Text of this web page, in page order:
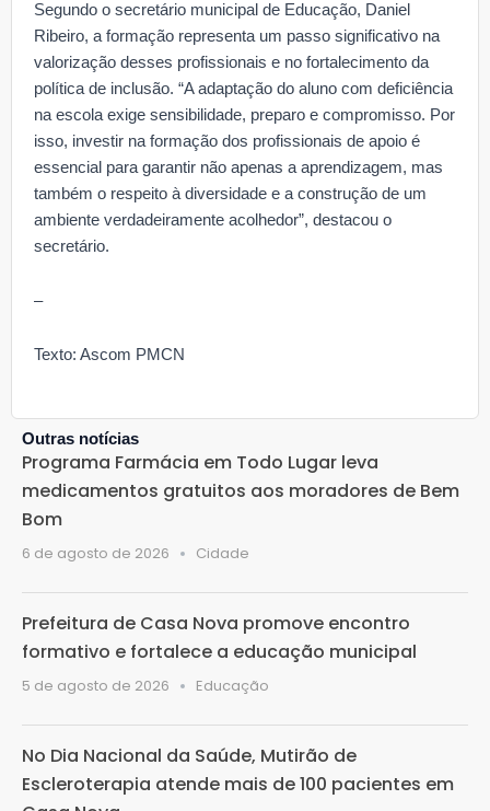
Segundo o secretário municipal de Educação, Daniel
Ribeiro, a formação representa um passo significativo na
valorização desses profissionais e no fortalecimento da
política de inclusão. “A adaptação do aluno com deficiência
na escola exige sensibilidade, preparo e compromisso. Por
isso, investir na formação dos profissionais de apoio é
essencial para garantir não apenas a aprendizagem, mas
também o respeito à diversidade e a construção de um
ambiente verdadeiramente acolhedor”, destacou o
secretário.
–
Texto: Ascom PMCN
Outras notícias
Programa Farmácia em Todo Lugar leva
medicamentos gratuitos aos moradores de Bem
Bom
6 de agosto de 2026 Cidade
Prefeitura de Casa Nova promove encontro
formativo e fortalece a educação municipal
5 de agosto de 2026 Educação
No Dia Nacional da Saúde, Mutirão de
Escleroterapia atende mais de 100 pacientes em